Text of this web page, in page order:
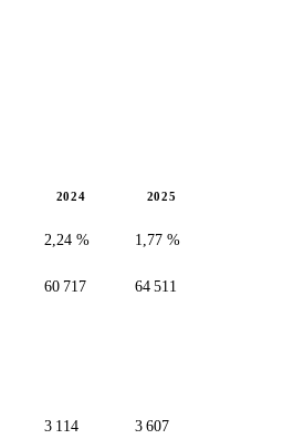
2024 2025
2,24 % 1,77 %
60 717 64 511
3 114 3 607